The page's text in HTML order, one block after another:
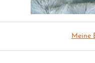
Meine